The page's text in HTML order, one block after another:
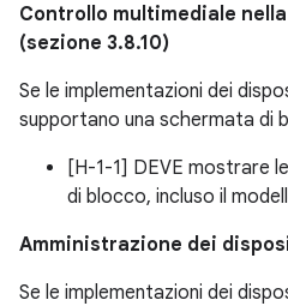
Controllo multimediale
(sezione 3.8.10)
Se le implementazioni dei
supportano una schermata di
[H-1-1] DEVE mostrare
di blocco, incluso il
Amministrazione dei
Se le implementazioni dei